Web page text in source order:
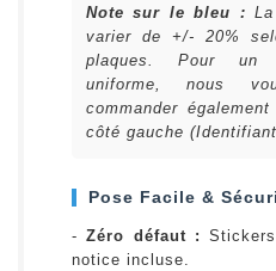
Note sur le bleu :
varier de +/- 20%
plaques. Pour un
uniforme, nous
commander
côté gauche
Pose Facile &
-Zéro défaut :
notice incluse.